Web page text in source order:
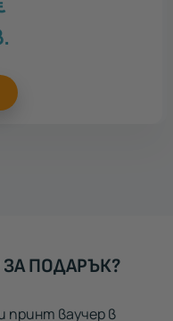
ПОДАРЪК?
принт ваучер в